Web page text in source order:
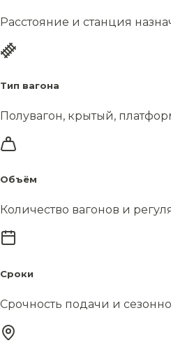
Расстояние и станция
Тип вагона
Полувагон, крытый,
Объём
Количество вагонов и
Сроки
Срочность подачи и